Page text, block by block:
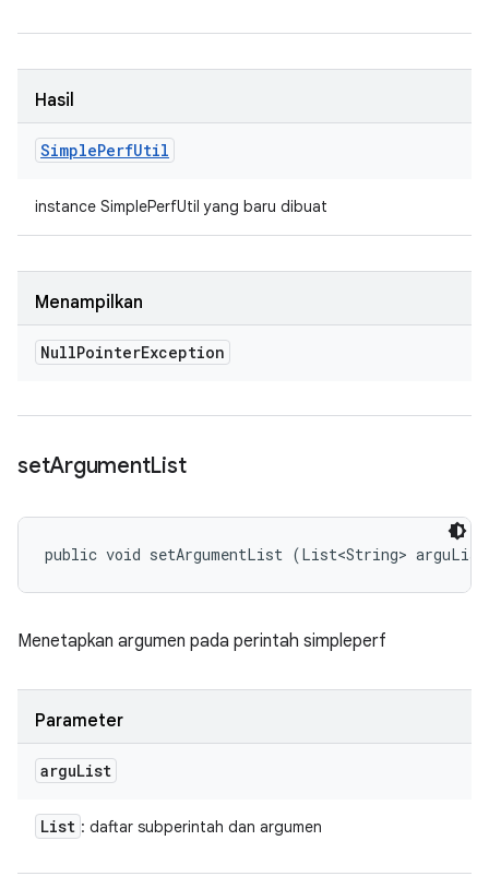
Hasil
SimplePerfUtil
instance SimplePerfUtil yang baru dibuat
Menampilkan
NullPointerException
setArgumentList
public void setArgumentList (List<String>
Menetapkan argumen pada perintah simpleperf
Parameter
arguList
List : daftar subperintah dan argumen